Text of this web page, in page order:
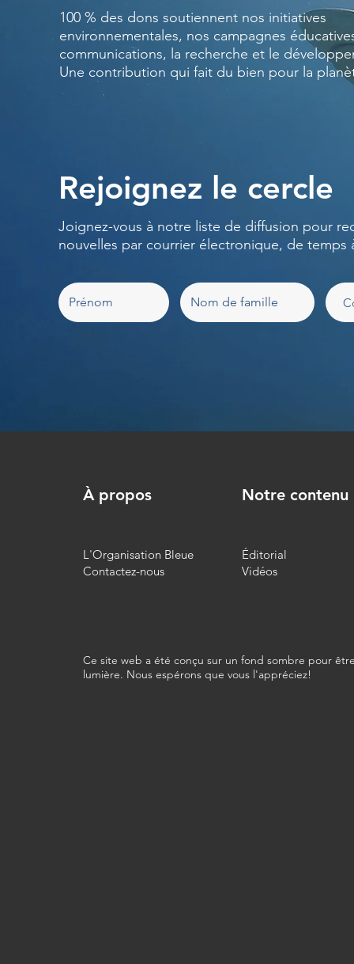
100 % des dons soutiennent nos initiatives
environnementales, nos campagnes
communications, la recherche et le
Une contribution qui fait du bien pour la
Rejoignez le cercle
Joignez-vous à notre liste de diffusion pour
nouvelles par courrier électronique, de temps
À propos Notre contenu
L'Organisation Bleue
Contactez-nous
Éditorial
Vidéos
Ce site web a été conçu sur un fond sombre pour
lumière. Nous espérons que vous l'appréciez!